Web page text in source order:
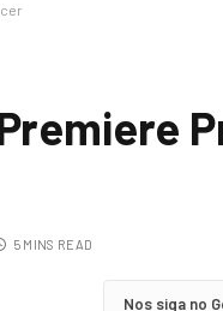
5 MINS READ
Nos siga no